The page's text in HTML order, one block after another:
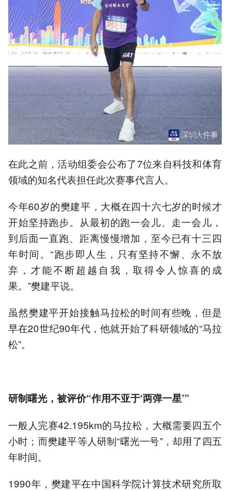
在此之前，活动组委会公布了7位来自科技和体育
领域的知名代表担任此次赛事代言人。
今年60岁的樊建平，大概在四十六七岁的时候才
开始坚持跑步。从最初的跑一会儿、走一会儿，
到后面一直跑、距离慢慢增加，至今已有十三四
年时间。“跑步即人生，只有坚持不懈、永不放
弃，才能不断超越自我，取得令人惊喜的成
果。”樊建平说。
虽然樊建平开始接触马拉松的时间有些晚，但是
早在20世纪90年代，他就开始了科研领域的“马拉
松”。
研制曙光， 被评价“作用不亚于‘两弹一星’”
一般人完赛42.195km的马拉松，大概需要四五个
小时；而樊建平等人研制“曙光一号”，却用了四五
年时间。
1990年，樊建平在中国科学院计算技术研究所取